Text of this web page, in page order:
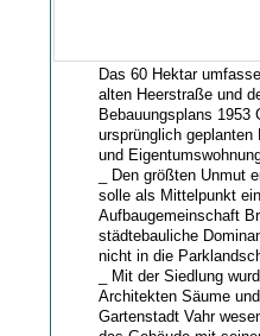
Das 60 Hektar
alten Heerstraße und
Bebauungsplans 1953
ursprünglich
und
_ Den größten Unmut
solle als Mittelpunkt
Aufbaugemeinschaft
städtebauliche
nicht in die
_ Mit der Siedlung
Architekten Säume
Gartenstadt Vahr